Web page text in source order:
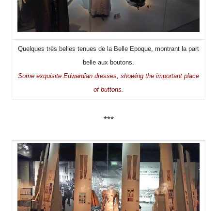
Quelques très belles tenues de la Belle Epoque, montrant la part
belle aux boutons.
Some exquisite Edwardian dresses, showing the important place
of buttons.
***